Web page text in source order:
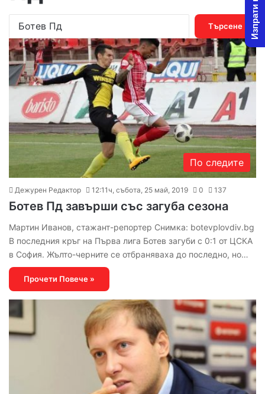
Т
ъ
р
с
е
н
е
з
а
:
По следите
Дежурен Редактор 12:11ч, събота, 25 май, 2019 0 137
Ботев Пд завърши със загуба сезона
Мартин Иванов, стажант-репортер Снимка: botevplovdiv.bg
В последния кръг на Първа лига Ботев загуби с 0:1 от ЦСКА
в София. Жълто-черните се отбраняваха до последно, но…
Прочети Повече »